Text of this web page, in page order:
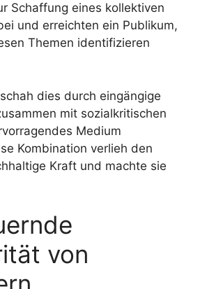
Schaffung eines kollektiven
und erreichten ein Publikum,
Themen identifizieren
dies durch eingängige
mit sozialkritischen
Medium
Kombination verlieh den
Kraft und machte sie
von